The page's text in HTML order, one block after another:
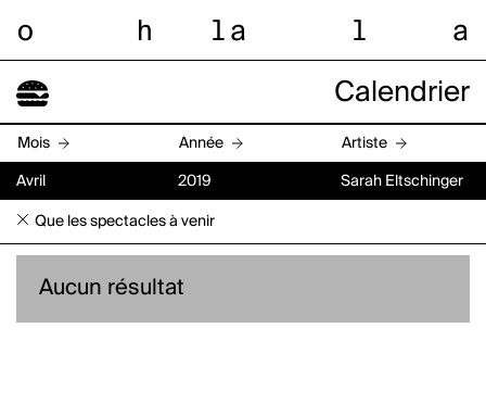
o h l a l a
Calendrier
Mois Année Artiste
Avril 2019 Sarah Eltschinger
Que les spectacles à venir
Aucun résultat